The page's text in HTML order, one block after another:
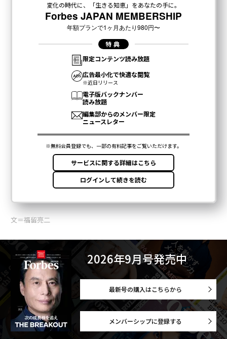
文＝福留亮二
2026年9月号発売中
最新号の購入はこちらから
メンバーシップに登録する